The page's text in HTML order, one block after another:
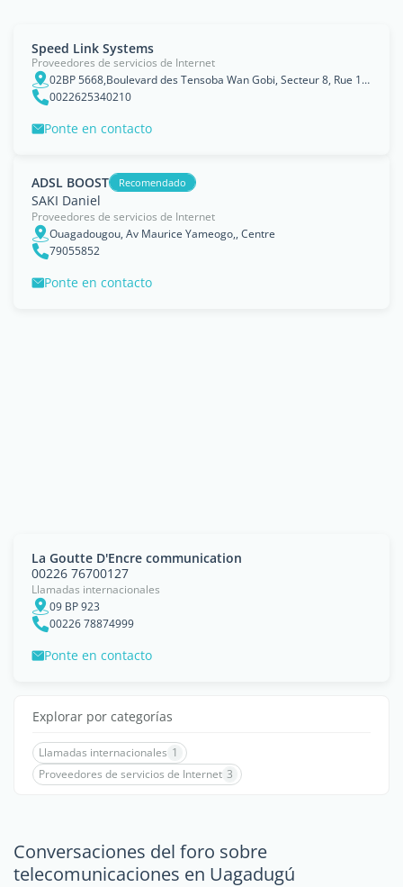
Speed Link Systems
Proveedores de servicios de Internet
02BP 5668,Boulevard des Tensoba Wan Gobi, Secteur 8, Rue 10.61, Porte 1205, Ouagadougou, Centre
0022625340210
Ponte en contacto
ADSL BOOST Recomendado
SAKI Daniel
Proveedores de servicios de Internet
Ouagadougou, Av Maurice Yameogo,, Centre
79055852
Ponte en contacto
La Goutte D'Encre communication
00226 76700127
Llamadas internacionales
09 BP 923
00226 78874999
Ponte en contacto
Explorar por categorías
Llamadas internacionales 1
Proveedores de servicios de Internet 3
Conversaciones del foro sobre
telecomunicaciones en Uagadugú